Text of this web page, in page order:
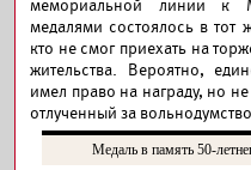
мемориальной линии к
медалями состоялось в тот
кто не смог приехать на
жительства. Вероятно,
имел право на награду, но
отлученный за
Медаль в память 50-